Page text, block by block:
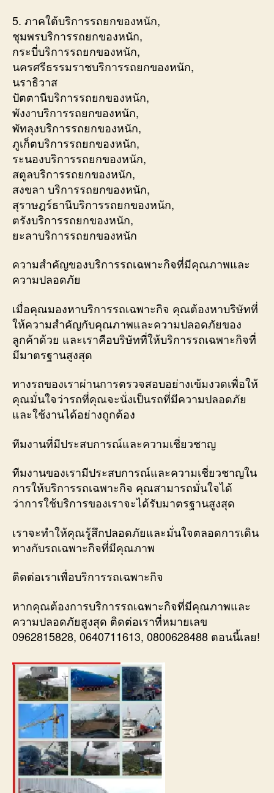
5. ภาคใต้บริการรถยกของหนัก,
ชุมพรบริการรถยกของหนัก,
กระบี่บริการรถยกของหนัก,
นครศรีธรรมราชบริการรถยกของหนัก,
นราธิวาส
ปัตตานีบริการรถยกของหนัก,
พังงาบริการรถยกของหนัก,
พัทลุงบริการรถยกของหนัก,
ภูเก็ตบริการรถยกของหนัก,
ระนองบริการรถยกของหนัก,
สตูลบริการรถยกของหนัก,
สงขลา บริการรถยกของหนัก,
สุราษฎร์ธานีบริการรถยกของหนัก,
ตรังบริการรถยกของหนัก,
ยะลาบริการรถยกของหนัก
ความสำคัญของบริการรถเฉพาะกิจที่มีคุณภาพและ
ความปลอดภัย
เมื่อคุณมองหาบริการรถเฉพาะกิจ คุณต้องหาบริษัทที่
ให้ความสำคัญกับคุณภาพและความปลอดภัยของ
ลูกค้าด้วย และเราคือบริษัทที่ให้บริการรถเฉพาะกิจที่
มีมาตรฐานสูงสุด
ทางรถของเราผ่านการตรวจสอบอย่างเข้มงวดเพื่อให้
คุณมั่นใจว่ารถที่คุณจะนั่งเป็นรถที่มีความปลอดภัย
และใช้งานได้อย่างถูกต้อง
ทีมงานที่มีประสบการณ์และความเชี่ยวชาญ
ทีมงานของเรามีประสบการณ์และความเชี่ยวชาญใน
การให้บริการรถเฉพาะกิจ คุณสามารถมั่นใจได้
ว่าการใช้บริการของเราจะได้รับมาตรฐานสูงสุด
เราจะทำให้คุณรู้สึกปลอดภัยและมั่นใจตลอดการเดิน
ทางกับรถเฉพาะกิจที่มีคุณภาพ
ติดต่อเราเพื่อบริการรถเฉพาะกิจ
หากคุณต้องการบริการรถเฉพาะกิจที่มีคุณภาพและ
ความปลอดภัยสูงสุด ติดต่อเราที่หมายเลข
0962815828, 0640711613, 0800628488 ตอนนี้เลย!